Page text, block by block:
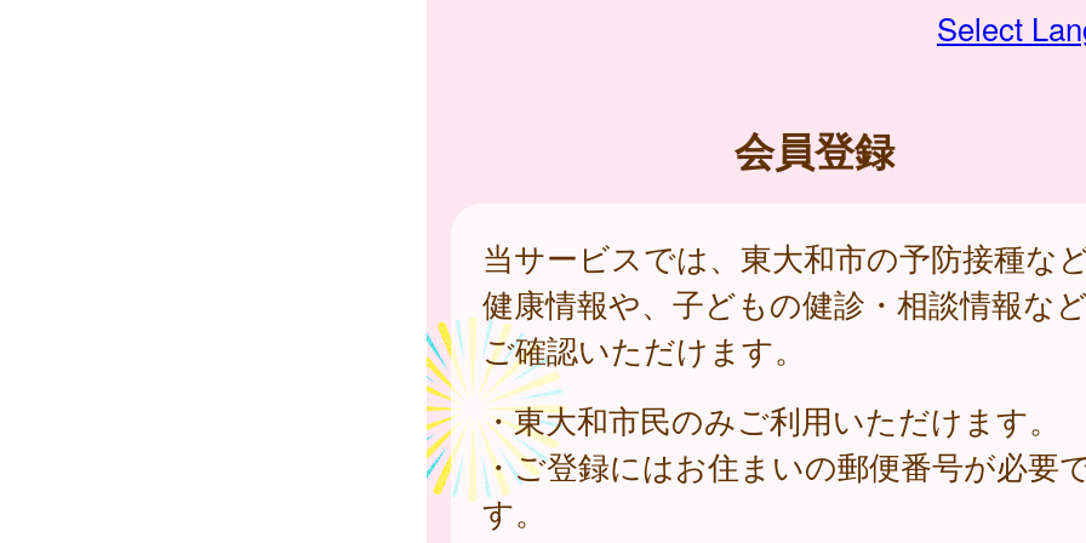
Select
会員登録
当サービスでは、東大和市の予防接種な
健康情報や、子どもの健診・相談情報な
ご確認いただけます。
・東大和市民のみご利用いただけます。
・ご登録にはお住まいの郵便番号が必要
す。